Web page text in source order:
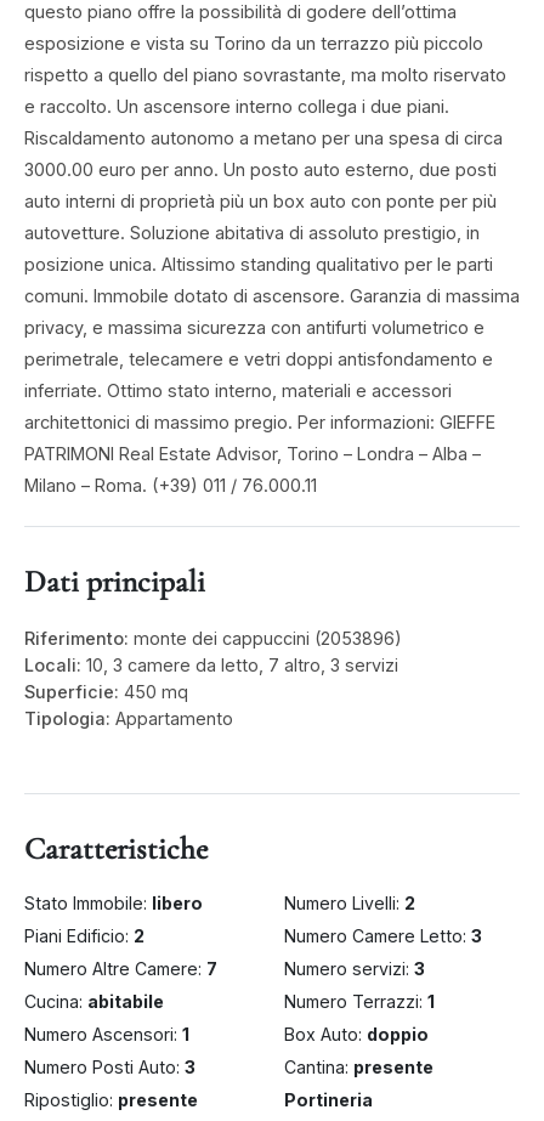
questo piano offre la possibilità di godere dell’ottima
esposizione e vista su Torino da un terrazzo più piccolo
rispetto a quello del piano sovrastante, ma molto riservato
e raccolto. Un ascensore interno collega i due piani.
Riscaldamento autonomo a metano per una spesa di circa
3000.00 euro per anno. Un posto auto esterno, due posti
auto interni di proprietà più un box auto con ponte per più
autovetture. Soluzione abitativa di assoluto prestigio, in
posizione unica. Altissimo standing qualitativo per le parti
comuni. Immobile dotato di ascensore. Garanzia di massima
privacy, e massima sicurezza con antifurti volumetrico e
perimetrale, telecamere e vetri doppi antisfondamento e
inferriate. Ottimo stato interno, materiali e accessori
architettonici di massimo pregio. Per informazioni: GIEFFE
PATRIMONI Real Estate Advisor, Torino – Londra – Alba –
Milano – Roma. (+39) 011 / 76.000.11
Dati principali
Riferimento: monte dei cappuccini (2053896)
Locali: 10, 3 camere da letto, 7 altro, 3 servizi
Superficie: 450 mq
Tipologia: Appartamento
Caratteristiche
Stato Immobile: libero Numero Livelli: 2
Piani Edificio: 2 Numero Camere Letto: 3
Numero Altre Camere: 7 Numero servizi: 3
Cucina: abitabile Numero Terrazzi: 1
Numero Ascensori: 1 Box Auto: doppio
Numero Posti Auto: 3 Cantina: presente
Ripostiglio: presente
Portineria